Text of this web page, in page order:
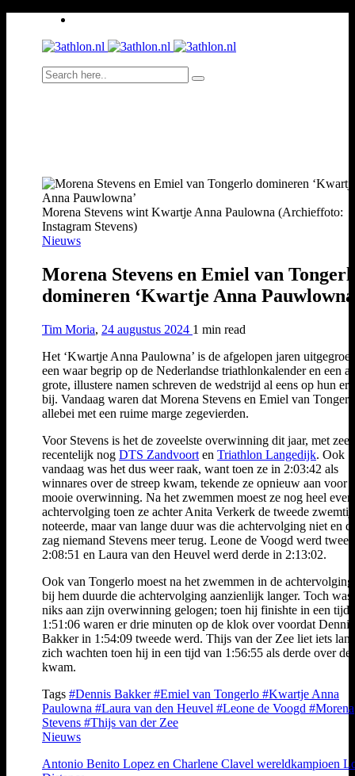
Morena Stevens wint Kwartje Anna Paulowna (Archieffoto:
Instagram Stevens)
Nieuws
Morena Stevens en Emiel van
domineren ‘Kwartje Anna
Tim Moria, 24 augustus 2024 1 min read
Het ‘Kwartje Anna Paulowna’ is de afgelopen jaren
een waar begrip op de Nederlandse triathlonkalender en een
grote, illustere namen schreven de wedstrijd al eens op hun
bij. Vandaag waren dat Morena Stevens en Emiel van
allebei met een ruime marge zegevierden.
Voor Stevens is het de zoveelste overwinning dit jaar, met zeer
recentelijk nog DTS Zandvoort en Triathlon Langedijk. Ook
vandaag was het dus weer raak, want toen ze in 2:03:42 als
winnares over de streep kwam, tekende ze opnieuw aan voor
mooie overwinning. Na het zwemmen moest ze nog heel
achtervolging toen ze achter Anita Verkerk de tweede
noteerde, maar van lange duur was die achtervolging niet en
zag niemand Stevens meer terug. Leone de Voogd werd
2:08:51 en Laura van den Heuvel werd derde in 2:13:02.
Ook van Tongerlo moest na het zwemmen in de
bij hem duurde die achtervolging aanzienlijk langer. Toch was
niks aan zijn overwinning gelogen; toen hij finishte in een tijd
1:51:06 waren er drie minuten op de klok over voordat Dennis
Bakker in 1:54:09 tweede werd. Thijs van der Zee liet iets
zich wachten toen hij in een tijd van 1:56:55 als derde over de
kwam.
Tags #Dennis Bakker#Emiel van Tongerlo #Kwartje Anna
Paulowna #Laura van den Heuvel #Leone de Voogd #Morena
Stevens #Thijs van der Zee
Nieuws
Antonio Benito Lopez en Charlene Clavel wereldkampioen